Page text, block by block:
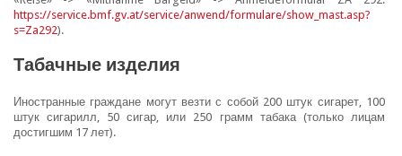
https://service.bmf.gv.at/service/anwend/formulare/show_mast.asp?
s=Za292).
Табачные изделия
Иностранные граждане могут везти с собой 200 штук сигарет, 100
штук сигарилл, 50 сигар, или 250 грамм табака (только лицам
достигшим 17 лет).